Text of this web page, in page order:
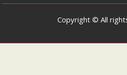
Copyright © All